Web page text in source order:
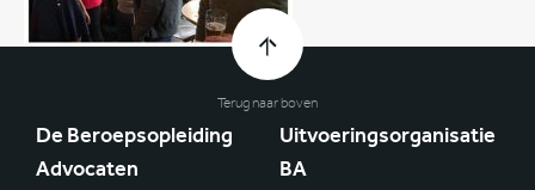
Terug naar boven
De Beroepsopleiding
Advocaten
Uitvoeringsorganisatie
BA